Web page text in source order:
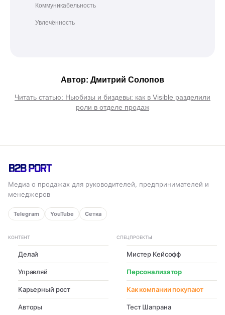
Коммуникабельность
Увлечённость
Автор: Дмитрий Солопов
Читать статью: Ньюбизы и биздевы: как в Visible разделили
роли в отделе продаж
Медиа о продажах для руководителей, предпринимателей и
менеджеров
Telegram YouTube Сетка
КОНТЕНТ
Делай
Управляй
Карьерный рост
Авторы
СПЕЦПРОЕКТЫ
Мистер Кейсофф
Персонализатор
Как компании покупают
Тест Шапрана